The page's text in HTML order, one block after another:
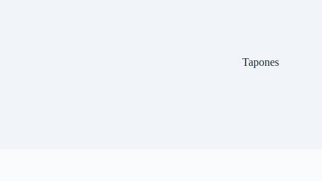
Tapones